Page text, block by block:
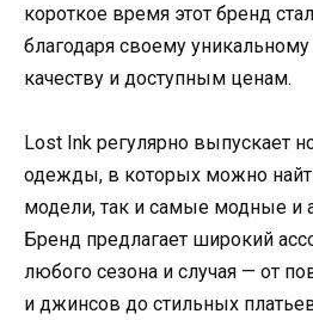
короткое время этот бренд
благодаря своему
качеству и доступным ценам.
Lost Ink регулярно выпускает
одежды, в которых можно
модели, так и самые модные и
Бренд предлагает широкий
любого сезона и случая — от
и джинсов до стильных